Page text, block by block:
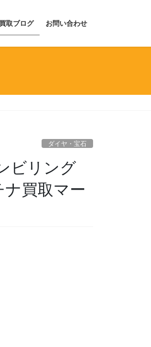
買取ブログ お問い合わせ
ダイヤ・宝石
ビリング
買取マー